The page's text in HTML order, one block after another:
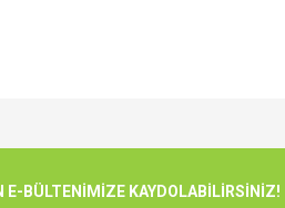
E-BÜLTENİMİZE KAYDOLABİLİRSİNİZ!